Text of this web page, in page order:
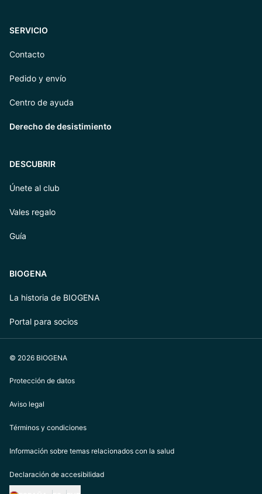
SERVICIO
Contacto
Pedido y envío
Centro de ayuda
Derecho de desistimiento
DESCUBRIR
Únete al club
Vales regalo
Guía
BIOGENA
La historia de BIOGENA
Portal para socios
© 2026 BIOGENA
Protección de datos
Aviso legal
Términos y condiciones
Información sobre temas relacionados con la salud
Declaración de accesibilidad